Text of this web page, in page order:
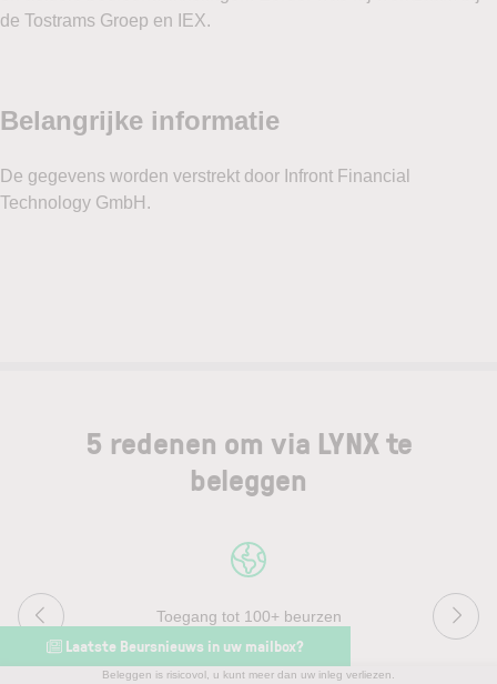
de Tostrams Groep en IEX.
5 redenen om via LYNX te
beleggen
Toegang tot 100+ beurzen
Laatste Beursnieuws in uw mailbox?
Beleggen is risicovol, u kunt meer dan uw inleg verliezen.